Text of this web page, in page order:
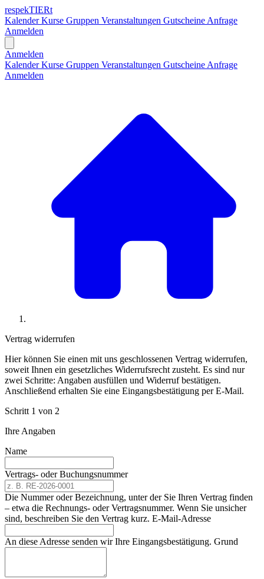
respekTIERt
KalenderKurse Gruppen Veranstaltungen Gutscheine Anfrage
Anmelden
Anmelden
KalenderKurse Gruppen Veranstaltungen Gutscheine Anfrage
Anmelden
Vertrag widerrufen
Hier können Sie einen mit uns geschlossenen Vertrag widerrufen,
soweit Ihnen ein gesetzliches Widerrufsrecht zusteht. Es sind nur
zwei Schritte: Angaben ausfüllen und Widerruf bestätigen.
Anschließend erhalten Sie eine Eingangsbestätigung per E-Mail.
Schritt 1 von 2
Ihre Angaben
Name
Vertrags- oder Buchungsnummer
Die Nummer oder Bezeichnung, unter der Sie Ihren Vertrag finden
– etwa die Rechnungs- oder Vertragsnummer. Wenn Sie unsicher
sind, beschreiben Sie den Vertrag kurz. E-Mail-Adresse
An diese Adresse senden wir Ihre Eingangsbestätigung. Grund